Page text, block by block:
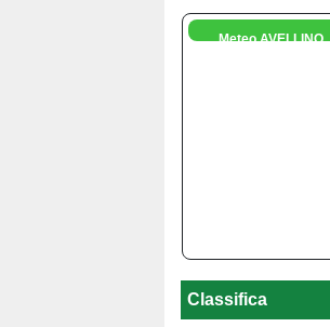
Meteo AVELLINO
Classifica